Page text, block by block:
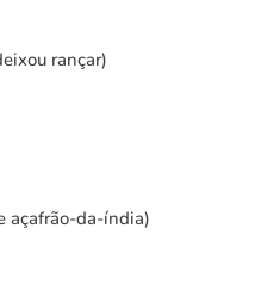
rançar)
açafrão-da-índia)